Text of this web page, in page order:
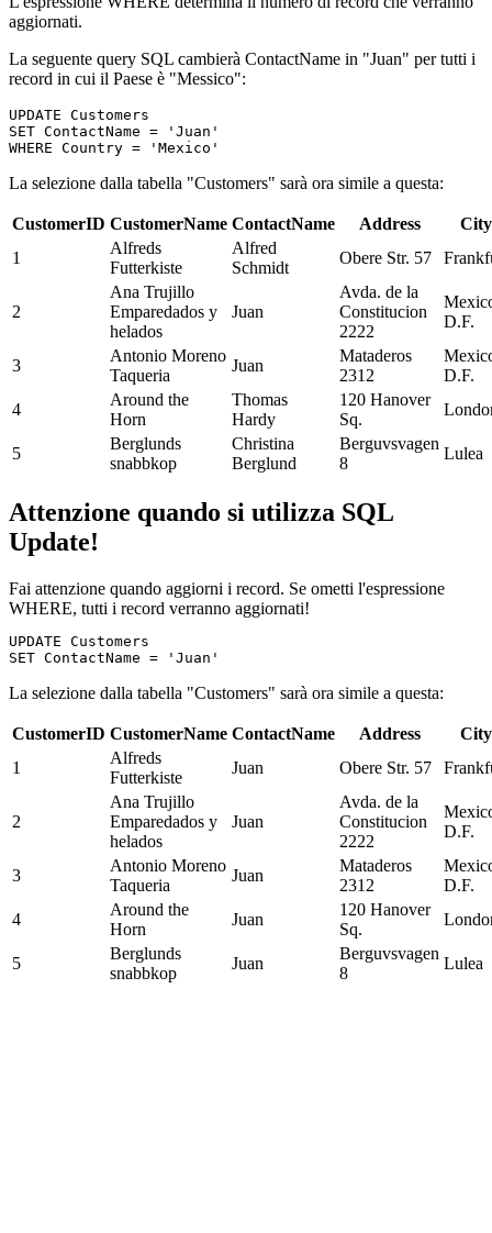
aggiornati.
La seguente query SQL cambierà ContactName in "Juan" per tutti i
record in cui il Paese è "Messico":
UPDATE Customers
SET ContactName = 'Juan'
La selezione dalla tabella "Customers" sarà ora simile a questa:
CustomerID CustomerName ContactName Address
City
1
Alfreds
Futterkiste
Alfred
Schmidt
Obere Str. 57
2
Ana Trujillo
Emparedados y
helados
Juan
Avda. de la
Constitucion
2222
D.F.
3
Antonio Moreno
Taqueria
Juan
Mataderos
2312
D.F.
4
Around the
Horn
Thomas
Hardy
120 Hanover
Sq.
5
Berglunds
snabbkop
Christina
Berglund
Berguvsvagen
8
Lulea
Attenzione quando si utilizza SQL
Update!
Fai attenzione quando aggiorni i record. Se ometti l'espressione
WHERE, tutti i record verranno aggiornati!
UPDATE Customers
La selezione dalla tabella "Customers" sarà ora simile a questa:
CustomerID CustomerName ContactName Address
City
1
Alfreds
Futterkiste
Juan Obere Str. 57
2
Ana Trujillo
Emparedados y
helados
Juan
Avda. de la
Constitucion
2222
D.F.
3
Antonio Moreno
Taqueria
Juan
Mataderos
2312
D.F.
4
Around the
Horn
Juan
120 Hanover
Sq.
5
Berglunds
snabbkop
Juan
Berguvsvagen
8
Lulea